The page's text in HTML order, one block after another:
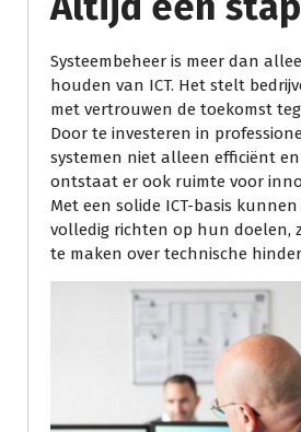
Systeembeheer is meer dan
houden van ICT. Het stelt
met vertrouwen de toekomst
Door te investeren in
systemen niet alleen efficiënt
ontstaat er ook ruimte voor
Met een solide ICT-basis
volledig richten op hun doelen,
te maken over technische